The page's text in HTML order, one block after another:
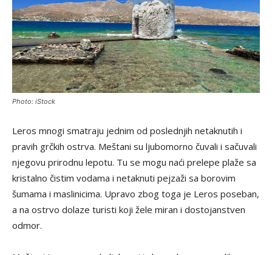
Photo: iStock
Leros mnogi smatraju jednim od poslednjih netaknutih i
pravih grčkih ostrva. Meštani su ljubomorno čuvali i sačuvali
njegovu prirodnu lepotu. Tu se mogu naći prelepe plaže sa
kristalno čistim vodama i netaknuti pejzaži sa borovim
šumama i maslinicima. Upravo zbog toga je Leros poseban,
a na ostrvo dolaze turisti koji žele miran i dostojanstven
odmor.